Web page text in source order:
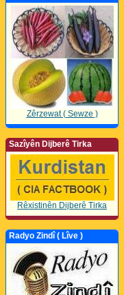
Zêrzewat ( Sewze )
Sazîyên Dijberê Tirka
Rêxistinên Dijberê Tirka
Radyo Zindî ( Lîve )